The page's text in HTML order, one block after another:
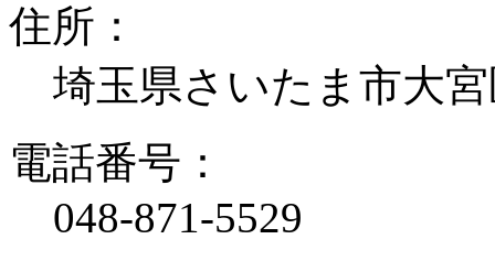
住所：
埼玉県さいたま市大
電話番号：
048-871-5529